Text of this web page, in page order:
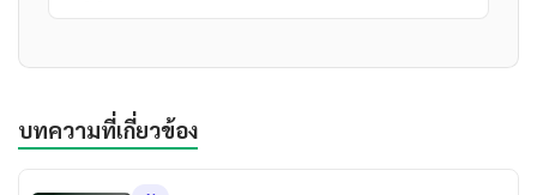
บทความที่เกี่ยวข้อง